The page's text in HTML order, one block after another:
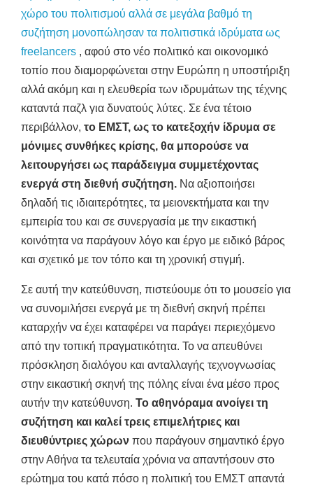
χώρο του πολιτισμού αλλά σε μεγάλα βαθμό τη
συζήτηση μονοπώλησαν τα πολιτιστικά ιδρύματα ως
freelancers , αφού στο νέο πολιτικό και οικονομικό
τοπίο που διαμορφώνεται στην Ευρώπη η υποστήριξη
αλλά ακόμη και η ελευθερία των ιδρυμάτων της τέχνης
καταντά παζλ για δυνατούς λύτες. Σε ένα τέτοιο
περιβάλλον, το ΕΜΣΤ, ως το κατεξοχήν ίδρυμα σε
μόνιμες συνθήκες κρίσης, θα μπορούσε να
λειτουργήσει ως παράδειγμα συμμετέχοντας
ενεργά στη διεθνή συζήτηση. Να αξιοποιήσει
δηλαδή τις ιδιαιτερότητες, τα μειονεκτήματα και την
εμπειρία του και σε συνεργασία με την εικαστική
κοινότητα να παράγουν λόγο και έργο με ειδικό βάρος
και σχετικό με τον τόπο και τη χρονική στιγμή.
Σε αυτή την κατεύθυνση, πιστεύουμε ότι το μουσείο για
να συνομιλήσει ενεργά με τη διεθνή σκηνή πρέπει
καταρχήν να έχει καταφέρει να παράγει περιεχόμενο
από την τοπική πραγματικότητα. Το να απευθύνει
πρόσκληση διαλόγου και ανταλλαγής τεχνογνωσίας
στην εικαστική σκηνή της πόλης είναι ένα μέσο προς
αυτήν την κατεύθυνση. Το αθηνόραμα ανοίγει τη
συζήτηση και καλεί τρεις επιμελήτριες και
διευθύντριες χώρων που παράγουν σημαντικό έργο
στην Αθήνα τα τελευταία χρόνια να απαντήσουν στο
ερώτημα του κατά πόσο η πολιτική του ΕΜΣΤ απαντά